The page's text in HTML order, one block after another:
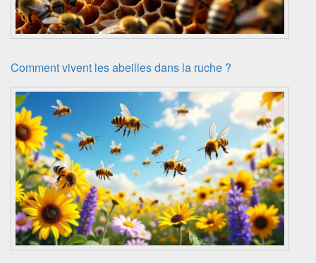
Comment vivent les abeilles dans la ruche ?